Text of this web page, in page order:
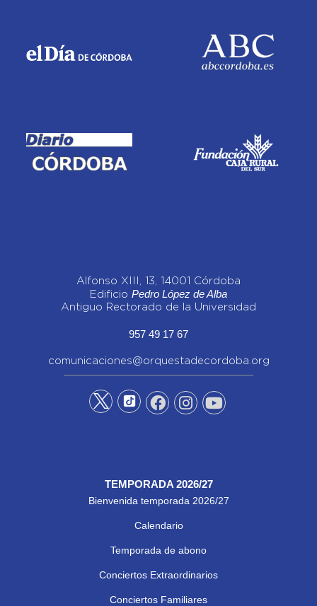
Alfonso XIII, 13, 14001 Córdoba
Edificio Pedro López de Alba
Antiguo Rectorado de la Universidad
957 49 17 67
comunicaciones@orquestadecordoba.org
TEMPORADA 2026/27
Bienvenida temporada 2026/27
Calendario
Temporada de abono
Conciertos Extraordinarios
Conciertos Familiares